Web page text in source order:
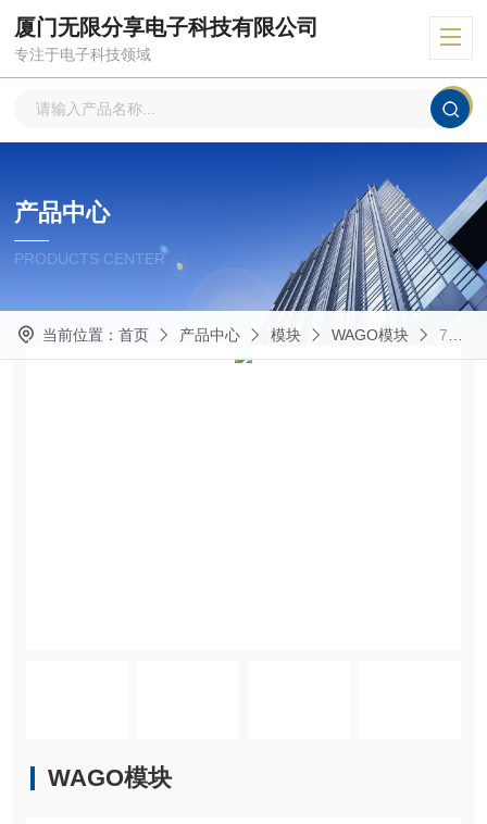
厦门无限分享电子科技有限公司
专注于电子科技领域
产品中心
PRODUCTS CENTER
当前位置： 首页 产品中心 模块 WAGO模块 750-362WAGO模块
WAGO模块